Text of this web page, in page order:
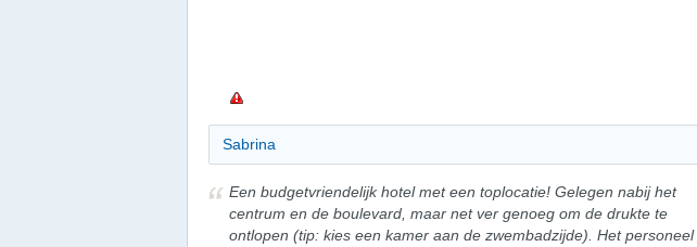
Sabrina
Een budgetvriendelijk hotel met een toplocatie! Gelegen nabij het
centrum en de boulevard, maar net ver genoeg om de drukte te
ontlopen (tip: kies een kamer aan de zwembadzijde). Het personeel